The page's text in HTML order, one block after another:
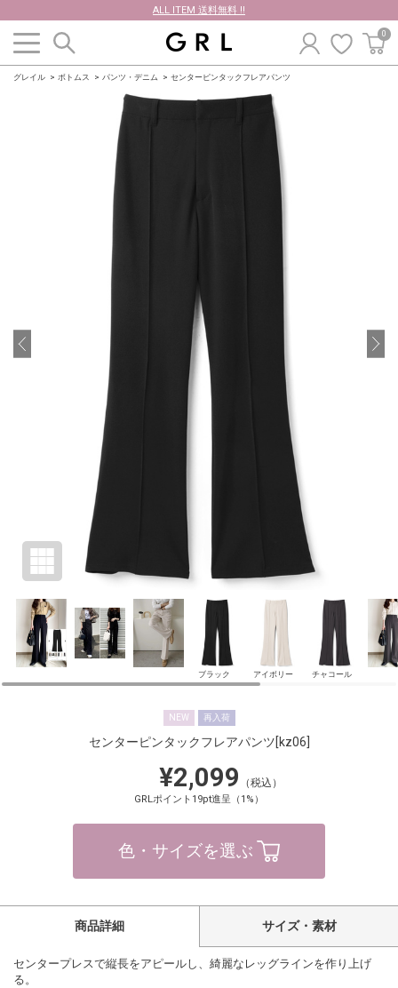
ALL ITEM 送料無料 !!
0
グレイル ボトムス パンツ・デニム センターピンタックフレアパンツ
ブラック アイボリー チャコール
NEW 再入荷
センターピンタックフレアパンツ[kz06]
¥2,099 （税込）
GRLポイント19pt進呈（1%）
色・サイズを選ぶ
商品詳細 サイズ・素材
センタープレスで縦長をアピールし、綺麗なレッグラインを作り上げ
る。